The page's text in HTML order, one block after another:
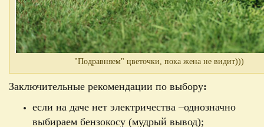
"Подравняем" цветочки, пока жена не видит)))
Заключительные рекомендации по выбору:
если на даче нет электричества –однозначно
выбираем бензокосу (мудрый вывод);